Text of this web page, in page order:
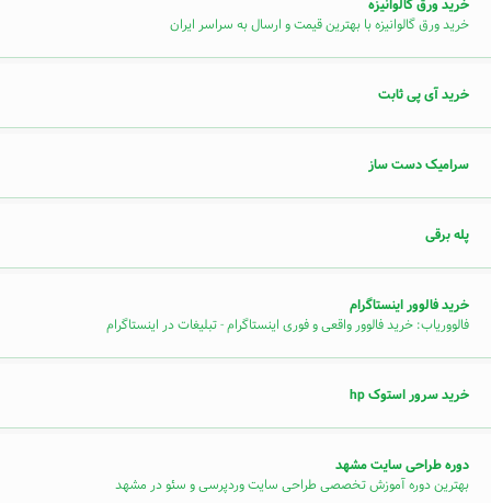
خرید ورق گالوانیزه
خرید ورق گالوانیزه با بهترین قیمت و ارسال به سراسر ایران
خرید آی پی ثابت
سرامیک دست ساز
پله برقی
خرید فالوور اینستاگرام
فالووریاب: خرید فالوور واقعی و فوری اینستاگرام - تبلیغات در اینستاگرام
خرید سرور استوک hp
دوره طراحی سایت مشهد
بهترین دوره آموزش تخصصی طراحی سایت وردپرسی و سئو در مشهد